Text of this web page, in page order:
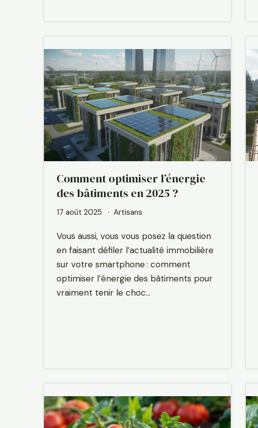
Comment optimiser l’énergie
des bâtiments en 2025 ?
17 août 2025 Artisans
Vous aussi, vous vous posez la question
en faisant défiler l’actualité immobilière
sur votre smartphone : comment
optimiser l’énergie des bâtiments pour
vraiment tenir le choc…